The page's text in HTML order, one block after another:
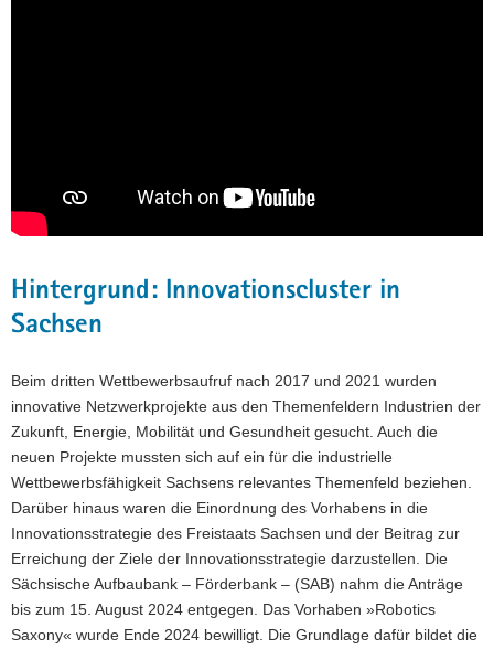
Hintergrund: Innovationscluster in
Sachsen
Beim dritten Wettbewerbsaufruf nach 2017 und 2021 wurden
innovative Netzwerkprojekte aus den Themenfeldern Industrien der
Zukunft, Energie, Mobilität und Gesundheit gesucht. Auch die
neuen Projekte mussten sich auf ein für die industrielle
Wettbewerbsfähigkeit Sachsens relevantes Themenfeld beziehen.
Darüber hinaus waren die Einordnung des Vorhabens in die
Innovationsstrategie des Freistaats Sachsen und der Beitrag zur
Erreichung der Ziele der Innovationsstrategie darzustellen. Die
Sächsische Aufbaubank – Förderbank – (SAB) nahm die Anträge
bis zum 15. August 2024 entgegen. Das Vorhaben »Robotics
Saxony« wurde Ende 2024 bewilligt. Die Grundlage dafür bildet die